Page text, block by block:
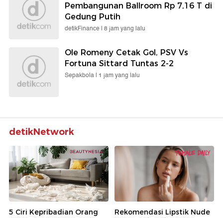
Pembangunan Ballroom Rp 7,16 T di
Gedung Putih
detikFinance | 8 jam yang lalu
Ole Romeny Cetak Gol, PSV Vs
Fortuna Sittard Tuntas 2-2
Sepakbola | 1 jam yang lalu
detikNetwork
5 Ciri Kepribadian Orang
Rekomendasi Lipstik Nude